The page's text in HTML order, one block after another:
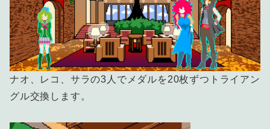
ナオ、レコ、サラの3人でメダルを20枚ずつトライアン
グル交換します。